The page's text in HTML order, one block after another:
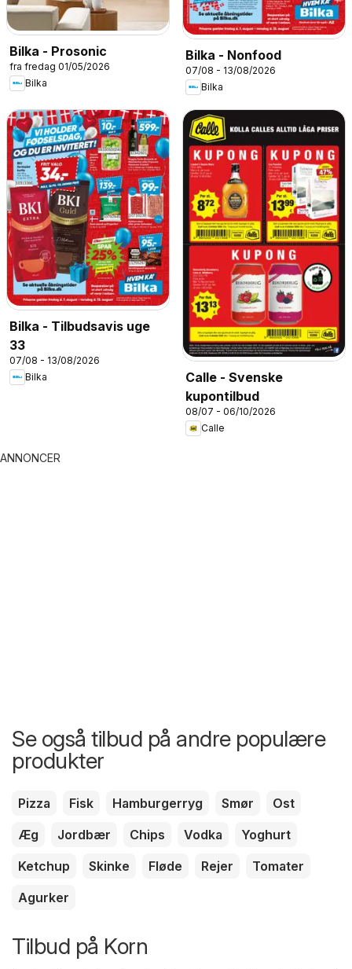
Bilka - Prosonic
fra fredag 01/05/2026
Bilka
Bilka - Nonfood
07/08 - 13/08/2026
Bilka
Bilka - Tilbudsavis uge
33
07/08 - 13/08/2026
Bilka
Calle - Svenske
kupontilbud
08/07 - 06/10/2026
Calle
ANNONCER
Se også tilbud på andre populære
produkter
Pizza Fisk Hamburgerryg Smør
Ost
Æg
Jordbær Chips Vodka
Yoghurt
Ketchup
Skinke Fløde Rejer
Tomater
Agurker
Tilbud på Korn